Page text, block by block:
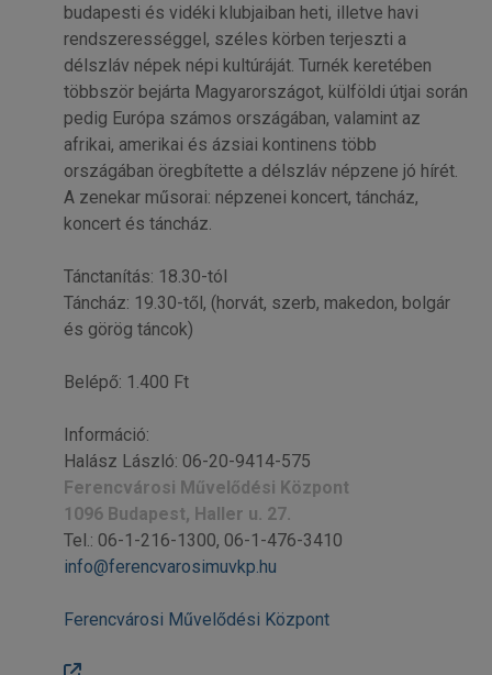
budapesti és vidéki klubjaiban heti, illetve havi
rendszerességgel, széles körben terjeszti a
délszláv népek népi kultúráját. Turnék keretében
többször bejárta Magyarországot, külföldi útjai során
pedig Európa számos országában, valamint az
afrikai, amerikai és ázsiai kontinens több
országában öregbítette a délszláv népzene jó hírét.
A zenekar műsorai: népzenei koncert, táncház,
koncert és táncház.
Tánctanítás: 18.30-tól
Táncház: 19.30-től, (horvát, szerb, makedon, bolgár
és görög táncok)
Belépő: 1.400 Ft
Információ:
Halász László: 06-20-9414-575
Ferencvárosi Művelődési Központ
1096 Budapest, Haller u. 27.
Tel.: 06-1-216-1300, 06-1-476-3410
info@ferencvarosimuvkp.hu
Ferencvárosi Művelődési Központ